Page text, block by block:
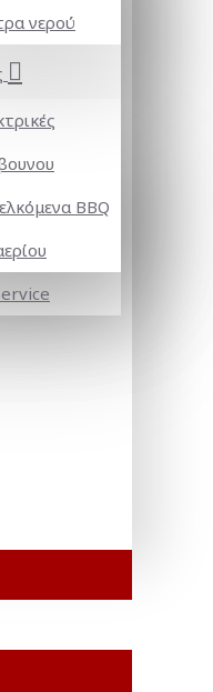
νερού
BBQ